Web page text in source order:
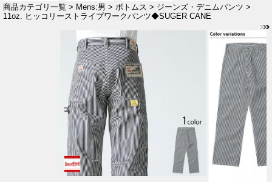
商品カテゴリ一覧 > Mens:男 > ボトムス > ジーンズ・デニムパンツ >
11oz. ヒッコリーストライプワークパンツ◆SUGER CANE